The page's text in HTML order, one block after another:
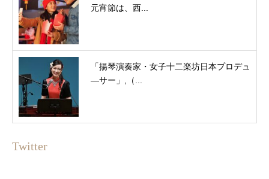
元宵節は、西...
「揚琴演奏家・女子十二楽坊日本プロデュ
―サー」,（...
Twitter